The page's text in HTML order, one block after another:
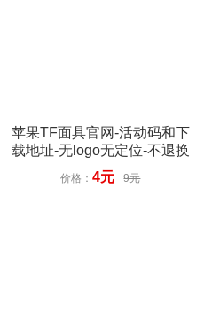
苹果TF面具官网-活动码和下
载地址-无logo无定位-不退换
价格：4元 9元